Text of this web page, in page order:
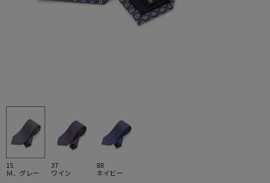
15
Ｍ．グレー
37
ワイン
88
ネイビー